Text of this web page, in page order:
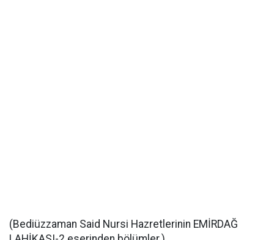
(Bediüzzaman Said Nursi Hazretlerinin EMİRDAĞ